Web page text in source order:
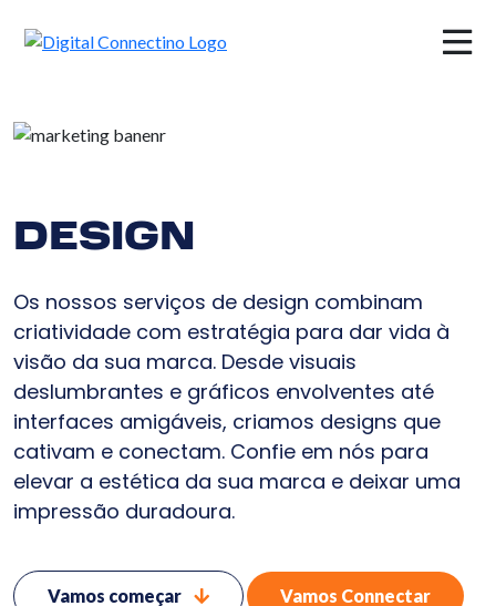
×
DESIGN
Os nossos serviços de design combinam
criatividade com estratégia para dar vida à
visão da sua marca. Desde visuais
deslumbrantes e gráficos envolventes até
interfaces amigáveis, criamos designs que
cativam e conectam. Confie em nós para
elevar a estética da sua marca e deixar uma
impressão duradoura.
Vamos começar Vamos Connectar